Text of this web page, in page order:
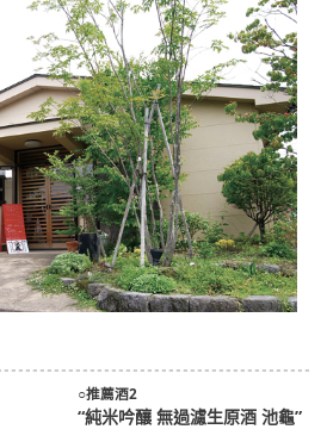
tiéng Viêt
Bahasa Indonesia
○推薦酒2
“純米吟釀 無過濾生原酒 池龜”